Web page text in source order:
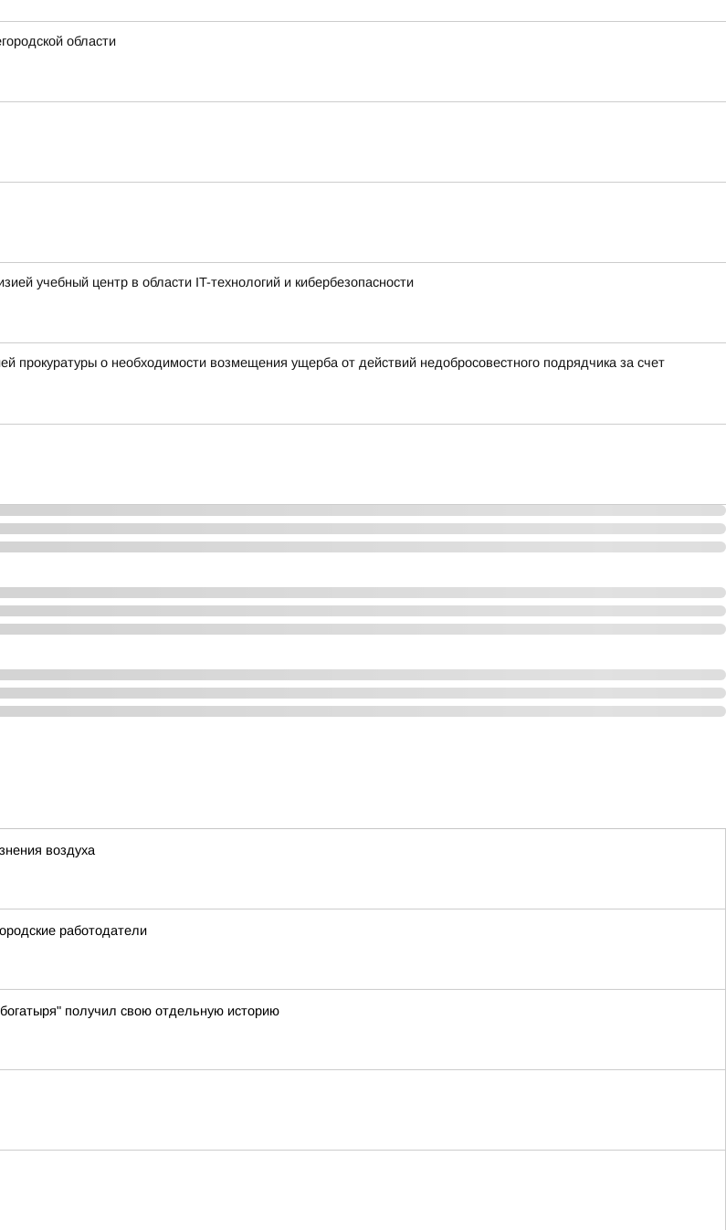
области
учебный центр в области IT-технологий и кибербезопасности
прокуратуры о необходимости возмещения ущерба от действий недобросовестного подрядчика за счет
воздуха
работодатели
получил свою отдельную историю